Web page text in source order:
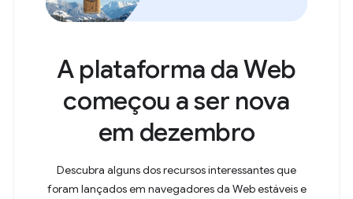
A plataforma da Web
começou a ser nova
em dezembro
Descubra alguns dos recursos interessantes que
foram lançados em navegadores da Web estáveis e